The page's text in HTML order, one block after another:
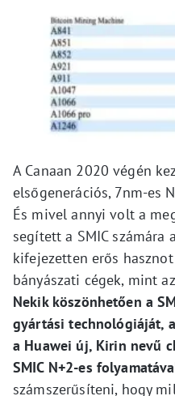
A Canaan 2020 végén
elsőgenerációs, 7nm-es
És mivel annyi volt a
segített a SMIC számára
kifejezetten erős
bányászati cégek, mint
Nekik köszönhetően a
gyártási technológiáját,
a Huawei új, Kirin nevű
SMIC N+2-es
számszerűsíteni, hogy